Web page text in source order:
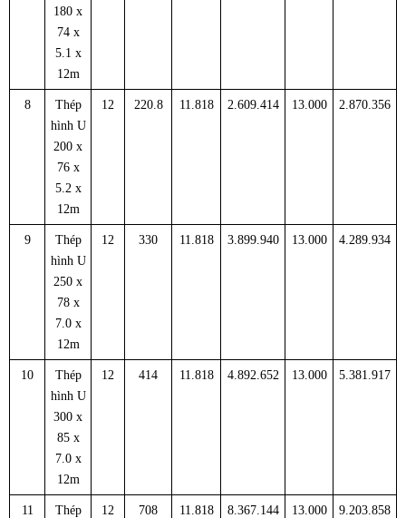
180 x
74 x
5.1 x
12m
8
Thép
hình U
200 x
76 x
5.2 x
12m
12 220.8 11.818 2.609.414 13.000 2.870.356
9
Thép
hình U
250 x
78 x
7.0 x
12m
12 330 11.818 3.899.940 13.000 4.289.934
10
Thép
hình U
300 x
85 x
7.0 x
12m
12 414 11.818 4.892.652 13.000 5.381.917
11
Thép
12 708 11.818 8.367.144 13.000 9.203.858